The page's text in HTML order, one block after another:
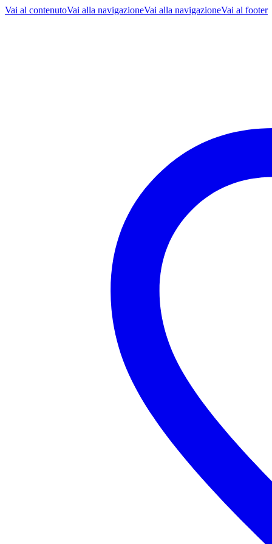
Vai al contenutoVai alla navigazioneVai alla navigazioneVai al footer